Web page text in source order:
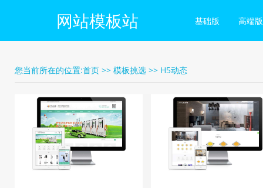
网站模板站 基础版 高端版
您当前所在的位置:首页>> 模板挑选>> H5动态